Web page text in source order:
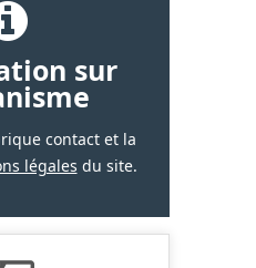
sur
contact et la
légales du site.